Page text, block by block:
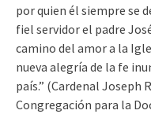
por quien él siempre se
fiel servidor el padre
camino del amor a la
nueva alegría de la fe
país.” (Cardenal Joseph
Congregación para la